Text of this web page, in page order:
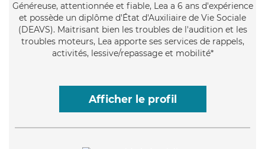
Généreuse, attentionnée et fiable, Lea a 6 ans d'expérience
et possède un diplôme d'État d'Auxiliaire de Vie Sociale
(DEAVS). Maitrisant bien les troubles de l'audition et les
troubles moteurs, Lea apporte ses services de rappels,
activités, lessive/repassage et mobilité*
Afficher le profil